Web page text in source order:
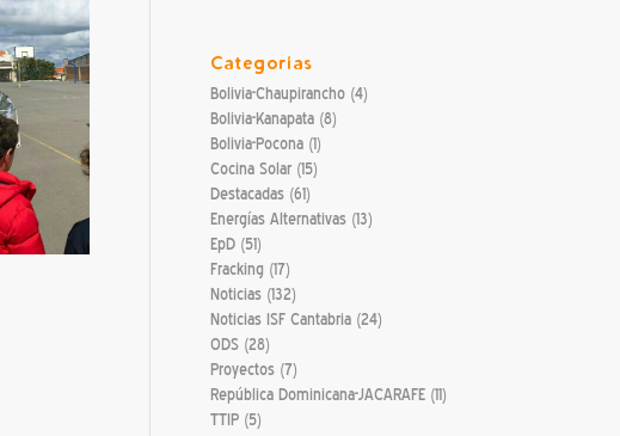
Categorías
Bolivia-Chaupirancho (4)
Bolivia-Kanapata (8)
Bolivia-Pocona (1)
Cocina Solar (15)
Destacadas (61)
Energías Alternativas (13)
EpD (51)
Fracking (17)
Noticias (132)
Noticias ISF Cantabria (24)
ODS (28)
Proyectos (7)
República Dominicana-JACARAFE (11)
TTIP (5)